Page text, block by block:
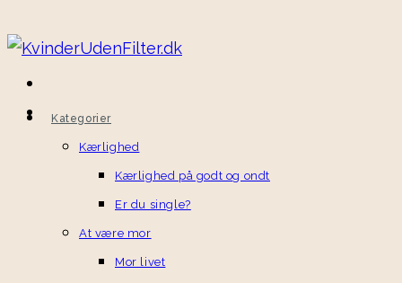
to
content
Kategorier
Kærlighed
Kærlighed på godt og ondt
Er du single?
At være mor
Mor livet